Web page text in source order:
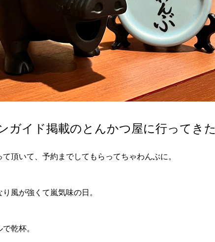
ガイド掲載のとんかつ屋に行ってきた
頂いて、予約までしてもらってちゃわんぶに。
風が強くて嵐気味の日。
乾杯。